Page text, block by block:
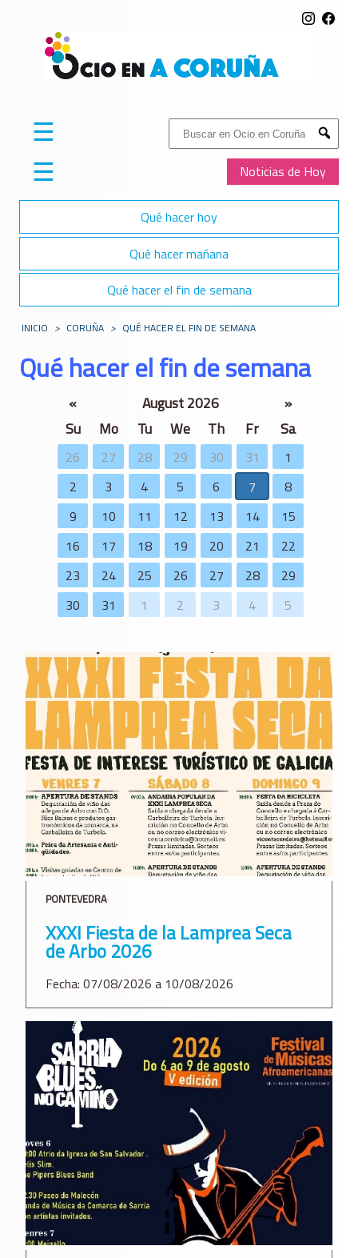
Buscar:
Submit
Noticias de Hoy
☰
☰
Qué hacer hoy
Qué hacer mañana
Qué hacer el fin de semana
INICIO > CORUÑA > QUÉ HACER EL FIN DE SEMANA
Qué hacer el fin de semana
« August 2026
»
Su
Mo Tu We Th Fr Sa
26 27 28 29 30 31
1
2
3 4 5 6 7
8
9
10 11 12 13 14
15
16
17 18 19 20 21
22
23
24 25 26 27 28
29
30
31 1 2 3 4 5
PONTEVEDRA
XXXI Fiesta de la Lamprea Seca
de Arbo 2026
Fecha: 07/08/2026 a 10/08/2026